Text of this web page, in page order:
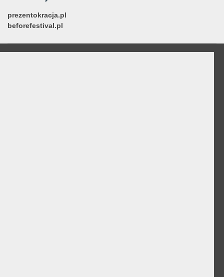
prezentokracja.pl
beforefestival.pl